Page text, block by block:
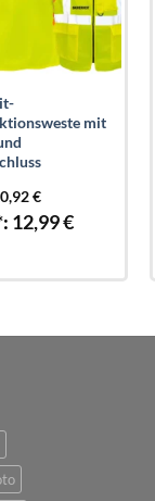
mit
€
12,99€